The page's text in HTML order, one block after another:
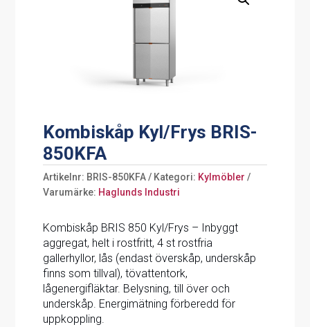
Kombiskåp Kyl/Frys BRIS-
850KFA
Artikelnr: BRIS-850KFA Kategori: Kylmöbler
Varumärke: Haglunds Industri
Kombiskåp BRIS 850 Kyl/Frys – Inbyggt
aggregat, helt i rostfritt, 4 st rostfria
gallerhyllor, lås (endast överskåp, underskåp
finns som tillval), tövattentork,
lågenergifläktar. Belysning, till över och
underskåp. Energimätning förberedd för
uppkoppling.